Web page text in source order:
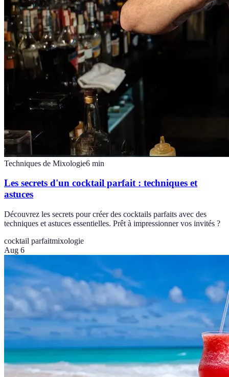
Techniques de Mixologie6 min
Les secrets d'un cocktail parfait : techniques et
astuces
Découvrez les secrets pour créer des cocktails parfaits avec des
techniques et astuces essentielles. Prêt à impressionner vos invités ?
cocktail parfaitmixologie
Aug 6